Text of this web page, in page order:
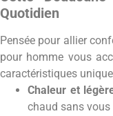
Quotidien
Pensée pour allier
pour homme vous
caractéristiques
Chaleur et
chaud sans vous